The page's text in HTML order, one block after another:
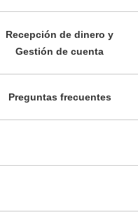
Recepción de dinero y
Gestión de cuenta
Preguntas frecuentes